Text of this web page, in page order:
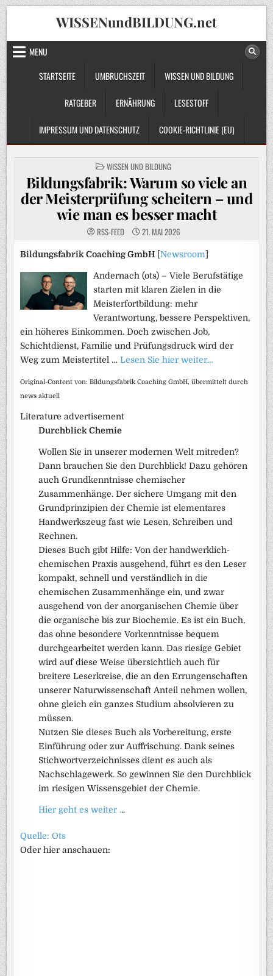
Skip
to
content
WISSENundBILDUNG.net
MENU
STARTSEITE
UMBRUCHSZEIT WISSEN UND BILDUNG
RATGEBER ERNÄHRUNG LESESTOFF
IMPRESSUM UND DATENSCHUTZ COOKIE-RICHTLINIE (EU)
POSTED
IN
WISSEN UND BILDUNG
Bildungsfabrik: Warum so viele an
der Meisterprüfung scheitern – und
wie man es besser macht
RSS-FEED 21. MAI 2026
Bildungsfabrik Coaching GmbH [Newsroom
Andernach (ots) – Viele Berufstätige
starten mit klaren Zielen in die
Meisterfortbildung: mehr
Verantwortung, bessere Perspektiven,
ein höheres Einkommen. Doch zwischen Job,
Schichtdienst, Familie und Prüfungsdruck wird der
Weg zum Meistertitel …Lesen Sie hier weiter…
Original-Content von: Bildungsfabrik Coaching GmbH, übermittelt durch
news aktuell
Literature advertisement
Durchblick Chemie
Wollen Sie in unserer modernen Welt mitreden?
Dann brauchen Sie den Durchblick! Dazu gehören
auch Grundkenntnisse chemischer
Zusammenhänge. Der sichere Umgang mit den
Grundprinzipien der Chemie ist elementares
Handwerkszeug fast wie Lesen, Schreiben und
Rechnen.
Dieses Buch gibt Hilfe: Von der handwerklich-
chemischen Praxis ausgehend, führt es den Leser
kompakt, schnell und verständlich in die
chemischen Zusammenhänge ein, und zwar
ausgehend von der anorganischen Chemie über
die organische bis zur Biochemie. Es ist ein Buch,
das ohne besondere Vorkenntnisse bequem
durchgearbeitet werden kann. Das riesige Gebiet
wird auf diese Weise übersichtlich auch für
breitere Leserkreise, die an den Errungenschaften
unserer Naturwissenschaft Anteil nehmen wollen,
ohne gleich ein ganzes Studium absolvieren zu
müssen.
Nutzen Sie dieses Buch als Vorbereitung, erste
Einführung oder zur Auffrischung. Dank seines
Stichwortverzeichnisses dient es auch als
Nachschlagewerk. So gewinnen Sie den Durchblick
im riesigen Wissensgebiet der Chemie.
Hier geht es weiter ...
Quelle: Ots
Oder hier anschauen: